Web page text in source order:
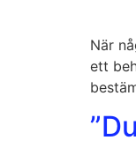
När
ett